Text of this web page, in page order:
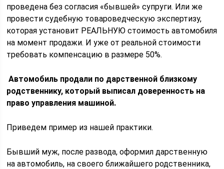
проведена без согласия «бывшей» супруги. Или же
провести судебную товароведческую экспертизу,
которая установит РЕАЛЬНУЮ стоимость автомобиля
на момент продажи. И уже от реальной стоимости
требовать компенсацию в размере 50%.
Автомобиль продали по дарственной близкому
родственнику, который выписал доверенность на
право управления машиной.
Приведем пример из нашей практики.
Бывший муж, после развода, оформил дарственную
на автомобиль, на своего ближайшего родственника,